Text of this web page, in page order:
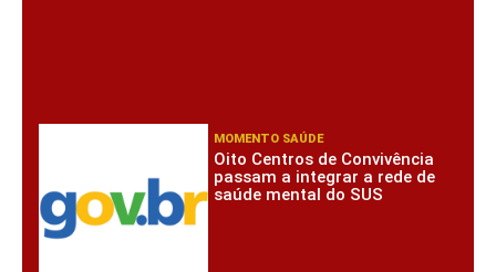
MOMENTO SAÚDE
Oito Centros de Convivência
passam a integrar a rede de
saúde mental do SUS